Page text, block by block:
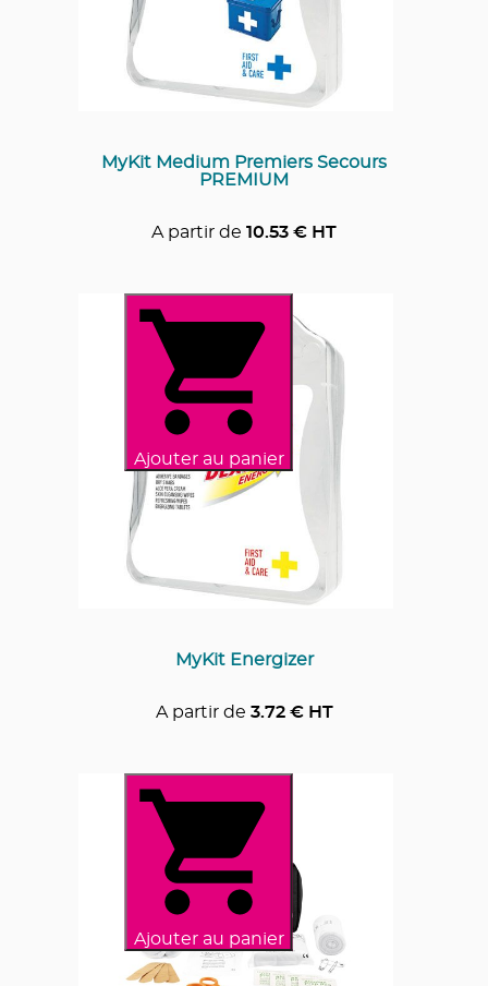
MyKit Medium Premiers Secours
PREMIUM
A partir de 10.53 € HT
Ajouter au panier
MyKit Energizer
A partir de 3.72€ HT
Ajouter au panier